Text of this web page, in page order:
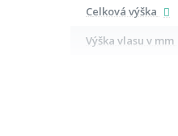
Celková výška
Výška vlasu v mm